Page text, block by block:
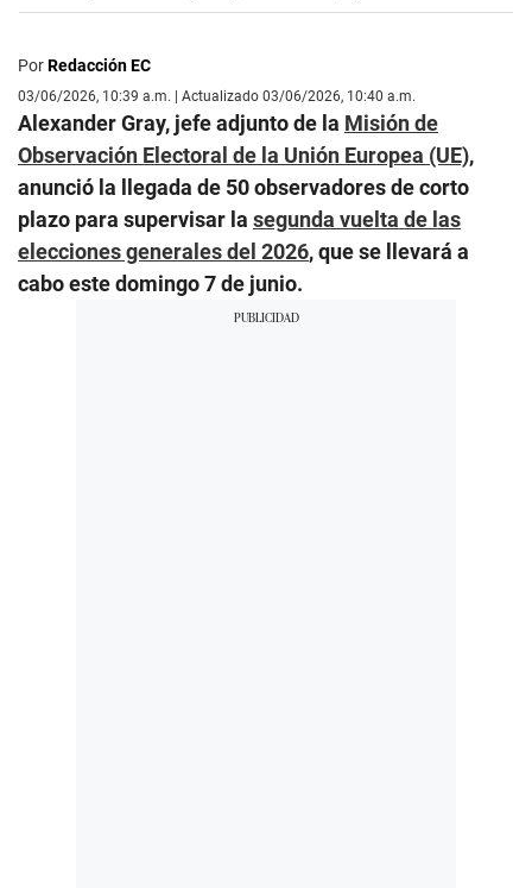
PorRedacción EC
03/06/2026, 10:39 a.m. | Actualizado 03/06/2026, 10:40 a.m.
Alexander Gray, jefe adjunto de la Misión de
Observación Electoral de la Unión Europea (UE),
anunció la llegada de 50 observadores de corto
plazo para supervisar la segunda vuelta de las
elecciones generales del 2026, que se llevará a
cabo este domingo 7 de junio.